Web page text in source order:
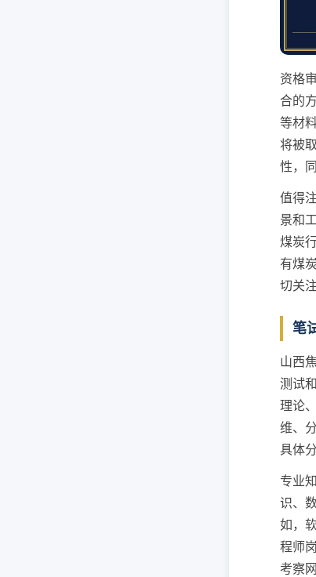
资格
合的
等材
将被
性，
值得
景和
煤炭
有煤
切关
笔
山西
测试
理论
维、
具体
专业
识、
如，
程师
考察